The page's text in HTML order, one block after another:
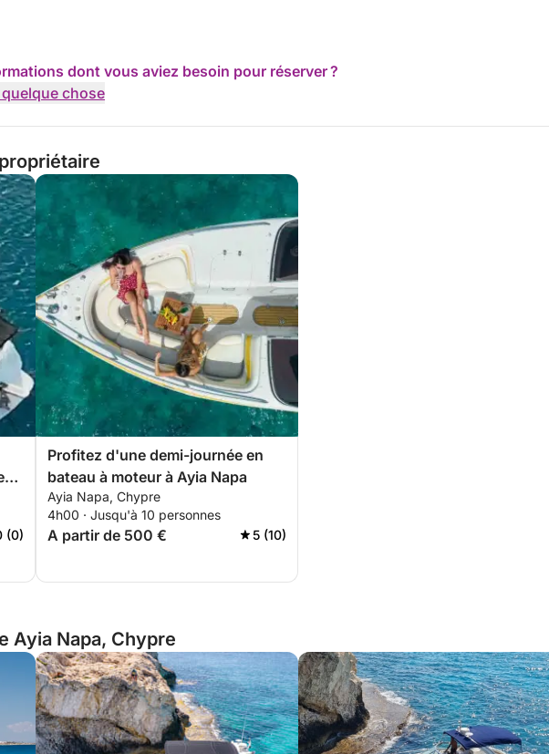
dont vous aviez besoin pour réserver ?
chose
(0)
Profitez d'une demi-journée en
bateau à moteur à Ayia Napa
Ayia Napa, Chypre
4h00 · Jusqu'à 10 personnes
A partir de 500 € 5 (10)
Ayia Napa, Chypre